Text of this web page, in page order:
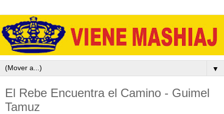
▼
El Rebe Encuentra el Camino - Guimel
Tamuz